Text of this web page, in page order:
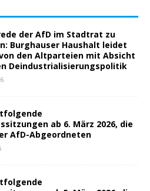
der AfD im Stadtrat zu
Burghauser Haushalt leidet
den Altparteien mit Absicht
Deindustrialisierungspolitik
ab 6. März 2026, die
AfD-Abgeordneten